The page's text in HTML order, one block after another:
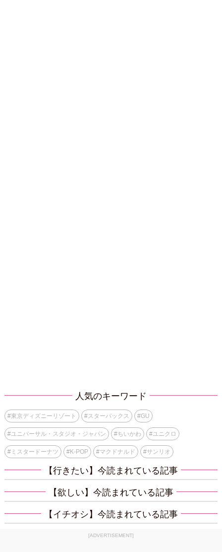
人気のキーワード
#東京ディズニーリゾート #スターバックス #GU
#ユニバーサル・スタジオ・ジャパン #ちいかわ #ユニクロ
#ミスタードーナツ #K-POP #マクドナルド #サンリオ
【行きたい】今読まれている記事
【欲しい】今読まれている記事
【イチオシ】今読まれている記事
[ADVERTISEMENT]